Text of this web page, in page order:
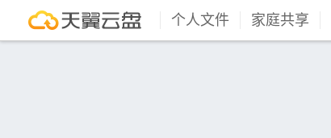
个人文件 家庭共享